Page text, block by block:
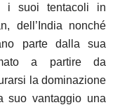
i suoi tentacoli in
dell’India nonché
parte dalla sua
a partire da
la dominazione
suo vantaggio una